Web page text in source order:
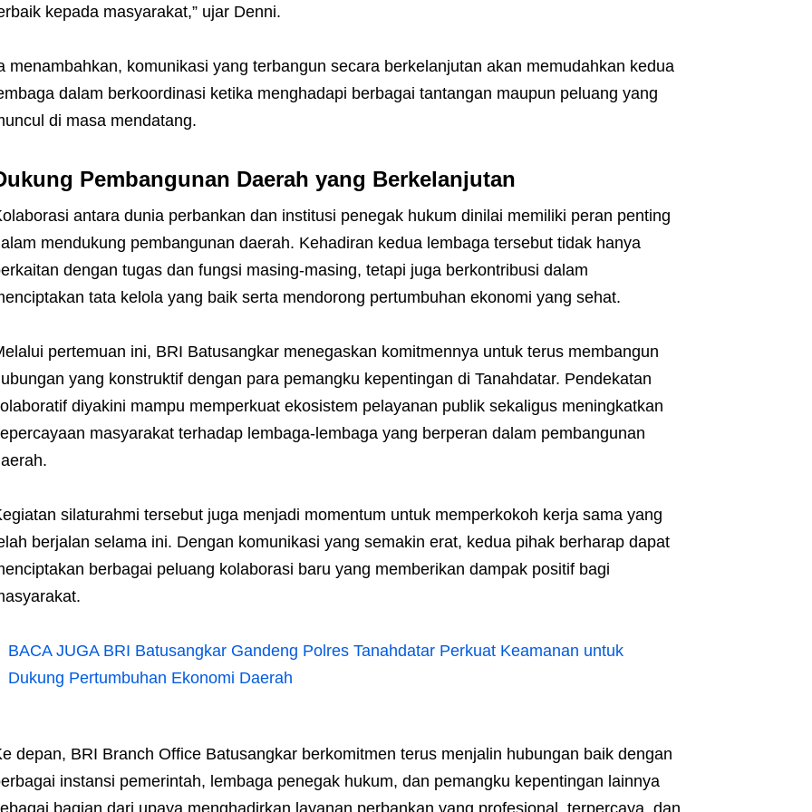
kepada masyarakat,” ujar Denni.
menambahkan, komunikasi yang terbangun secara berkelanjutan akan memudahkan kedua
dalam berkoordinasi ketika menghadapi berbagai tantangan maupun peluang yang
di masa mendatang.
Pembangunan Daerah yang Berkelanjutan
antara dunia perbankan dan institusi penegak hukum dinilai memiliki peran penting
mendukung pembangunan daerah. Kehadiran kedua lembaga tersebut tidak hanya
dengan tugas dan fungsi masing-masing, tetapi juga berkontribusi dalam
tata kelola yang baik serta mendorong pertumbuhan ekonomi yang sehat.
pertemuan ini, BRI Batusangkar menegaskan komitmennya untuk terus membangun
yang konstruktif dengan para pemangku kepentingan di Tanahdatar. Pendekatan
diyakini mampu memperkuat ekosistem pelayanan publik sekaligus meningkatkan
masyarakat terhadap lembaga-lembaga yang berperan dalam pembangunan
silaturahmi tersebut juga menjadi momentum untuk memperkokoh kerja sama yang
berjalan selama ini. Dengan komunikasi yang semakin erat, kedua pihak berharap dapat
berbagai peluang kolaborasi baru yang memberikan dampak positif bagi
BACA JUGA BRI Batusangkar Gandeng Polres Tanahdatar Perkuat Keamanan untuk
Dukung Pertumbuhan Ekonomi Daerah
depan, BRI Branch Office Batusangkar berkomitmen terus menjalin hubungan baik dengan
instansi pemerintah, lembaga penegak hukum, dan pemangku kepentingan lainnya
bagian dari upaya menghadirkan layanan perbankan yang profesional, terpercaya, dan